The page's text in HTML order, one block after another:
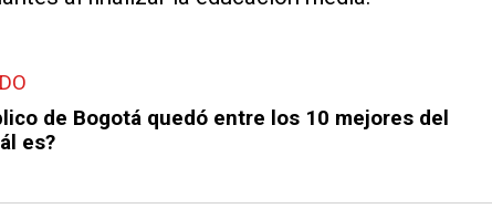
de Bogotá quedó entre los 10 mejores del
es?